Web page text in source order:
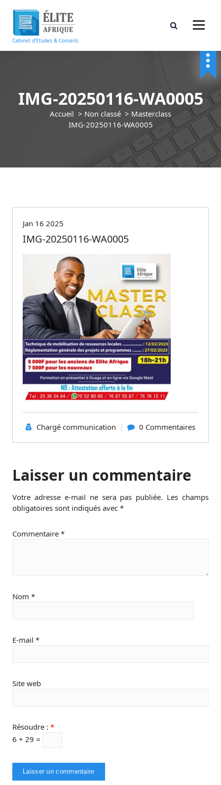
r
Cabinet d'Etudes & Conseils
IMG-20250116-WA0005
Accueil > Non classé > Masterclass
IMG-20250116-WA0005
Jan 16 2025
IMG-20250116-WA0005
Chargé communication 0 Commentaires
Laisser un commentaire
Votre adresse e-mail ne sera pas publiée. Les champs
obligatoires sont indiqués avec *
Commentaire *
Nom *
E-mail *
Site web
Résoudre : *
6 + 29 =